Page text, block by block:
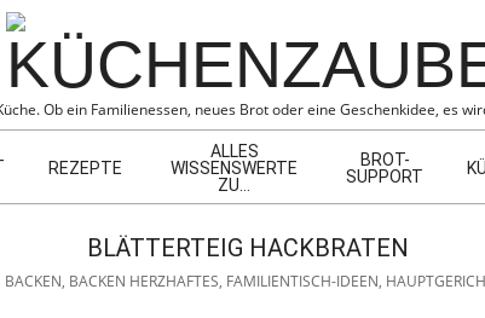
Ob ein Familienessen, neues Brot oder eine Geschenkidee, es
REZEPTE
ALLES
WISSENSWERTE
ZU…
BROT-
SUPPORT
BLÄTTERTEIG HACKBRATEN
BACKEN, BACKEN HERZHAFTES, FAMILIENTISCH-IDEEN,